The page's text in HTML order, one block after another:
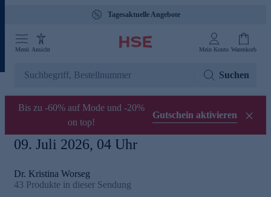
Tagesaktuelle Angebote
Menü Ansicht Mein Konto Warenkorb
Suchen
Bis zu -60% auf Mode und -20%
on top!
Gutschein aktivieren
09. Juli 2026, 04 Uhr
Dr. Kristina Worseg
43 Produkte in dieser Sendung